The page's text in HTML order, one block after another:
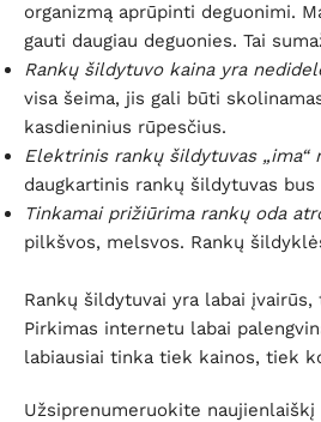
organizmą aprūpinti deguonimi.
gauti daugiau deguonies. Tai
Rankų šildytuvo kaina yra
visa šeima, jis gali būti
kasdieninius rūpesčius.
Elektrinis rankų šildytuvas „ima“
daugkartinis rankų šildytuvas
Tinkamai prižiūrima rankų oda
pilkšvos, melsvos. Rankų
Rankų šildytuvai yra labai
Pirkimas internetu labai
labiausiai tinka tiek kainos, tiek
Užsiprenumeruokite